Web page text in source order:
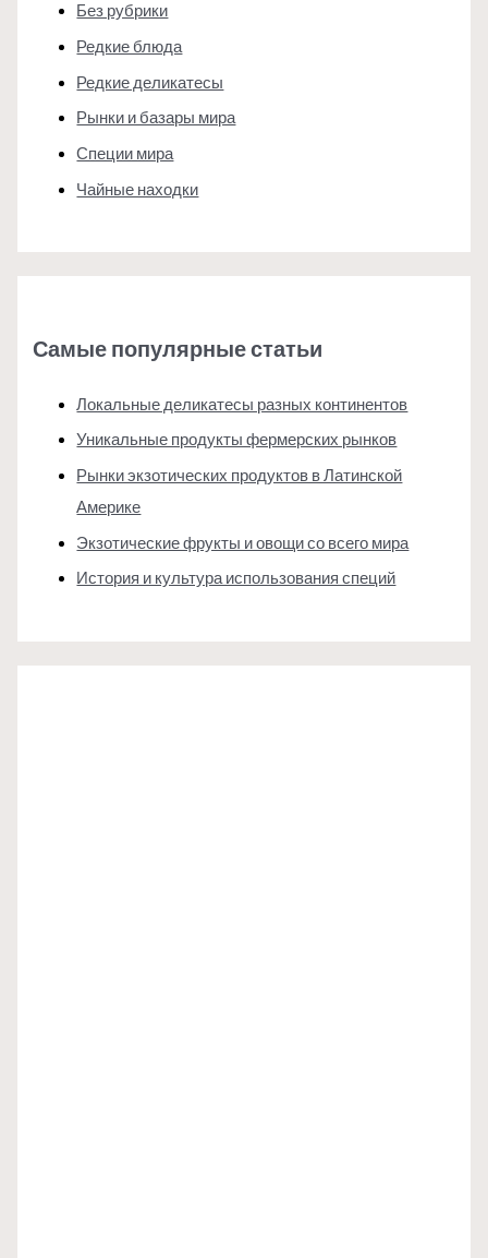
Без рубрики
Редкие блюда
Редкие деликатесы
Рынки и базары мира
Специи мира
Чайные находки
Самые популярные статьи
Локальные деликатесы разных континентов
Уникальные продукты фермерских рынков
Рынки экзотических продуктов в Латинской
Америке
Экзотические фрукты и овощи со всего мира
История и культура использования специй